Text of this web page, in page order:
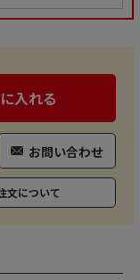
入れる
お問い合わせ
文について